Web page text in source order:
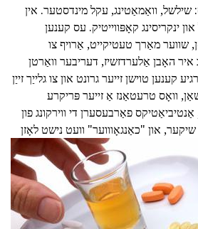
וואַמאַטינג, עקל מינדסטער. אין
ינקריסינג קאָפּווייטיק. עס קענען
שווער מאַרך טעטיקייט, אַרויף צו
איר האָבן אַלערדזשיז, דעריבער וואַרטן
קענען טוישן זייער גרונט און צו גלייַך זייַן
וואָס טרעטאַנז אַ זייער פּריקרע
פאַרבעסערן די ווירקונג פון
און "כאַנגאָוווער" וועט נישט לאָזן